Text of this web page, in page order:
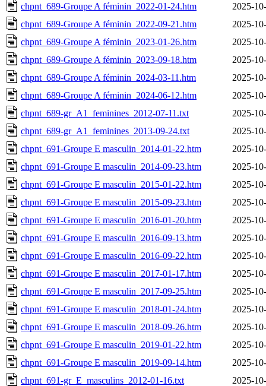
chpnt_689-Groupe A féminin_2022-01-24.htm
2025-
chpnt_689-Groupe A féminin_2022-09-21.htm
2025-
chpnt_689-Groupe A féminin_2023-01-26.htm
2025-
chpnt_689-Groupe A féminin_2023-09-18.htm
2025-
chpnt_689-Groupe A féminin_2024-03-11.htm
2025-
chpnt_689-Groupe A féminin_2024-06-12.htm
2025-
chpnt_689-gr_A1_feminines_2012-07-11.txt
2025-
chpnt_689-gr_A1_feminines_2013-09-24.txt
2025-
chpnt_691-Groupe E masculin_2014-01-22.htm
2025-
chpnt_691-Groupe E masculin_2014-09-23.htm
2025-
chpnt_691-Groupe E masculin_2015-01-22.htm
2025-
chpnt_691-Groupe E masculin_2015-09-23.htm
2025-
chpnt_691-Groupe E masculin_2016-01-20.htm
2025-
chpnt_691-Groupe E masculin_2016-09-13.htm
2025-
chpnt_691-Groupe E masculin_2016-09-22.htm
2025-
chpnt_691-Groupe E masculin_2017-01-17.htm
2025-
chpnt_691-Groupe E masculin_2017-09-25.htm
2025-
chpnt_691-Groupe E masculin_2018-01-24.htm
2025-
chpnt_691-Groupe E masculin_2018-09-26.htm
2025-
chpnt_691-Groupe E masculin_2019-01-22.htm
2025-
chpnt_691-Groupe E masculin_2019-09-14.htm
2025-
chpnt_691-gr_E_masculins_2012-01-16.txt
2025-